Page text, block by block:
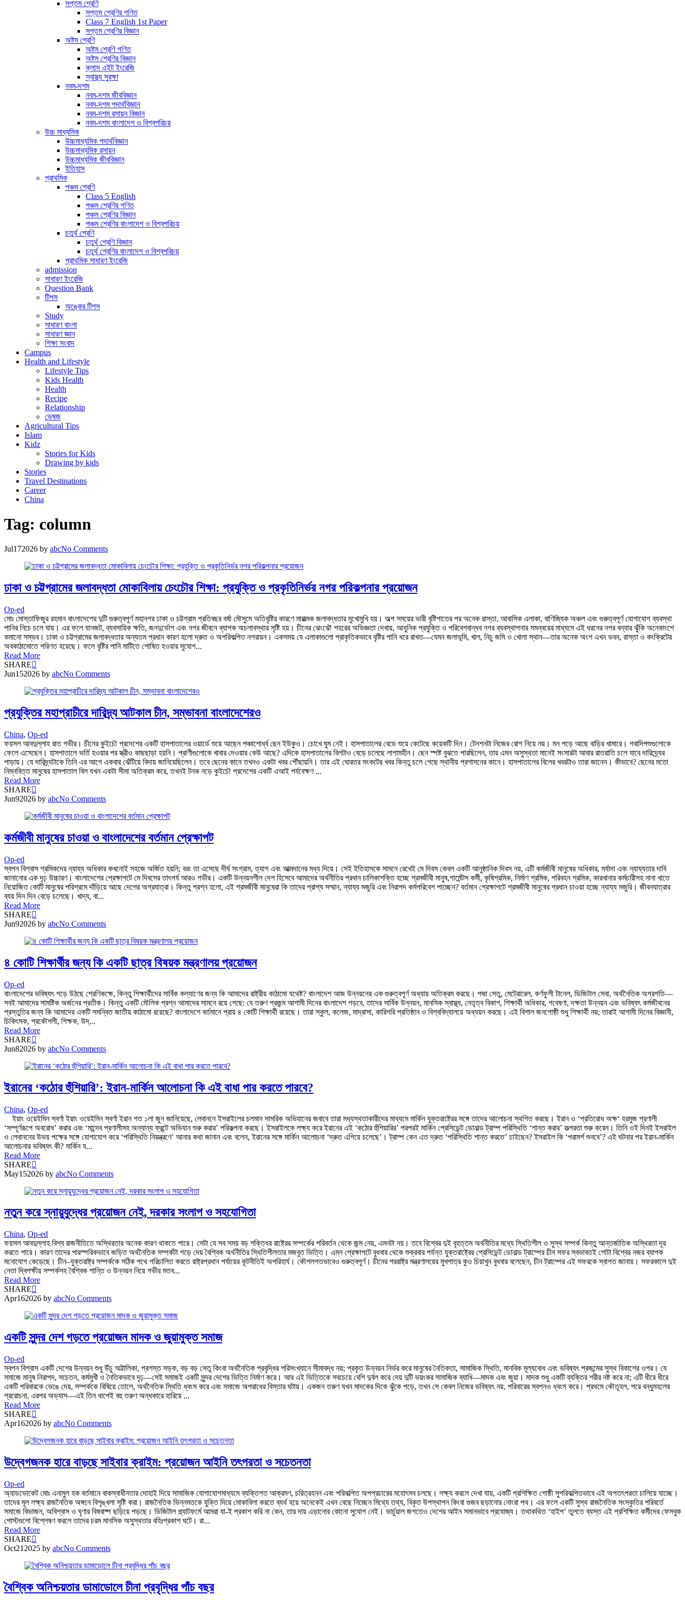
সপ্তম শ্রেণি
সপ্তম শ্রেণির গণিত
Class 7 English 1st Paper
সপ্তম শ্রেণির বিজ্ঞান
অষ্টম শ্রেণি
অষ্টম শ্রেণি গণিত
অষ্টম শ্রেণির বিজ্ঞান
ক্লাস এইট ইংরেজি
স্বাস্থ্য সুরক্ষা
নবম-দশম
নবম-দশম জীববিজ্ঞান
নবম-দশম পদার্থবিজ্ঞান
নবম-দশম রসায়ন বিজ্ঞান
নবম-দশম বাংলাদেশ ও বিশ্বপরিচয়
উচ্চ মাধ্যমিক
উচ্চমাধ্যমিক পদার্থবিজ্ঞান
উচ্চমাধ্যমিক রসায়ন
উচ্চমাধ্যমিক জীববিজ্ঞান
ইতিহাস
প্রাথমিক
পঞ্চম শ্রেণি
Class 5 English
পঞ্চম শ্রেণির গণিত
পঞ্চম শ্রেণির বিজ্ঞান
পঞ্চম শ্রেণির বাংলাদেশ ও বিশ্বপরিচয়
চতুর্থ শ্রেণি
চতুর্থ শ্রেণি বিজ্ঞান
চতুর্থ শ্রেণির বাংলাদেশ ও বিশ্বপরিচয়
প্রাথমিক সাধারণ ইংরেজি
admission
সাধারণ ইংরেজি
Question Bank
টিপস
অঙ্কের টিপস
Study
সাধারণ বাংলা
সাধারণ জ্ঞান
শিক্ষা সংবাদ
Campus
Health and Lifestyle
Lifestyle Tips
Kids Health
Health
Recipe
Relationship
ভেষজ
Agricultural Tips
Islam
Kidz
Stories for Kids
Drawing by kids
Stories
Travel Destinations
Career
China
Tag: column
Jul172026 by abcNo Comments
ঢাকা ও চট্টগ্রামের জলাবদ্ধতা মোকাবিলায় চেংচৌর শিক্ষা: প্রযুক্তি ও প্রকৃতিনির্ভর নগর পরিকল্পনার প্রয়োজন
Op-ed
মোঃ মোস্তাফিজুর রহমান বাংলাদেশের দুটি গুরুত্বপূর্ণ মহানগর ঢাকা ও চট্টগ্রাম প্রতিবছর বর্ষা মৌসুমে অতিবৃষ্টির কারণে মারাত্মক জলাবদ্ধতার মুখোমুখি হয়। অল্প সময়ের ভারী বৃষ্টিপাতের পর অনেক রাস্তা, আবাসিক এলাকা, বাণিজ্যিক অঞ্চল এবং গুরুত্বপূর্ণ যোগাযোগ ব্যবস্থা
পানির নিচে চলে যায়। এর ফলে যানজট, ব্যবসায়িক ক্ষতি, জনদুর্ভোগ এবং নগর জীবনে ব্যাপক অচলাবস্থার সৃষ্টি হয়। চীনের ঝেংঝৌ শহরের অভিজ্ঞতা দেখায়, আধুনিক প্রযুক্তি ও পরিবেশবান্ধব নগর ব্যবস্থাপনার সমন্বয়ের মাধ্যমে এই ধরনের নগর বন্যার ঝুঁকি অনেকাংশে
কমানো সম্ভব। ঢাকা ও চট্টগ্রামের জলাবদ্ধতার অন্যতম প্রধান কারণ হলো দ্রুত ও অপরিকল্পিত নগরায়ন। একসময় যে এলাকাগুলো প্রাকৃতিকভাবে বৃষ্টির পানি ধরে রাখত—যেমন জলাভূমি, খাল, নিচু জমি ও খোলা স্থান—তার অনেক অংশ এখন ভবন, রাস্তা ও কংক্রিটের
অবকাঠামোতে পরিণত হয়েছে। ফলে বৃষ্টির পানি মাটিতে শোষিত হওয়ার সুযোগ...
Read More
SHARE
Jun152026 by abcNo Comments
প্রযুক্তির মহাপ্রাচীরে দারিদ্র্য আটকাল চীন, সম্ভাবনা বাংলাদেশেরও
China, Op-ed
ফয়সল আবদুল্লাহ রাত গভীর। চীনের কুইচৌ প্রদেশের একটি হাসপাতালের ওয়ার্ডে শুয়ে আছেন পঞ্চাশোর্ধ্ব ছেন ইউকুও। চোখে ঘুম নেই। হাসপাতালের বেডে শুয়ে কেটেছে কয়েকটি দিন। টেনশনটা নিজের রোগ নিয়ে নয়। মন পড়ে আছে বাড়ির খামারে। গবাদিপশুগুলোকে
ফেলে এসেছেন। হাসপাতালে ভর্তি হওয়ার পর স্ত্রীও কাছছাড়া হয়নি। প্রাণীগুলোকে খাবার দেওয়ার কেউ আছে? এদিকে হাসপাতালের বিলটাও বেড়ে চলেছে লাগামহীন। ছেন স্পষ্ট বুঝতে পারছিলেন, তার এমন অসুস্থতা মানেই সংসারটা আবার রাতরাতি চলে যাবে দারিদ্র্যের
পাড়ায়। যে দারিদ্র্যটাকে তিনি এর আগে একবার ঝেঁটিয়ে বিদায় জানিয়েছিলেন। তবে ছেনের কানে তখনও একটা খবর পৌঁছায়নি। তার এই ঘোরতর সংকটের খবর কিন্তু চলে গেছে স্থানীয় প্রশাসনের কানে। হাসপাতালের বিলের খবরটাও তারা জানেন। কীভাবে? ছেনের মতো
নিম্নবিত্ত মানুষের হাসপাতাল বিল যখন একটা সীমা অতিক্রম করে, তখনই টনক নড়ে কুইচৌ প্রদেশের একটি এআই পর্যবেক্ষণ ...
Read More
SHARE
Jun92026 by abcNo Comments
কর্মজীবী মানুষের চাওয়া ও বাংলাদেশের বর্তমান প্রেক্ষাপট
Op-ed
স্বপন বিশ্বাস শ্রমিকদের ন্যায্য অধিকার কখনোই সহজে অর্জিত হয়নি; বরং তা এসেছে দীর্ঘ সংগ্রাম, ত্যাগ এবং আত্মদানের মধ্য দিয়ে। সেই ইতিহাসকে সামনে রেখেই মে দিবস কেবল একটি আনুষ্ঠানিক দিবস নয়, এটি কর্মজীবী মানুষের অধিকার, মর্যাদা এবং ন্যায্যতার দাবি
জানানোর এক দৃঢ় উচ্চারণ। বাংলাদেশের প্রেক্ষাপটে মে দিবসের তাৎপর্য আরও গভীর। একটি উন্নয়নশীল দেশ হিসেবে আমাদের অর্থনীতির প্রধান চালিকাশক্তি হচ্ছে শ্রমজীবী মানুষ,গার্মেন্টস কর্মী, কৃষিশ্রমিক, নির্মাণ শ্রমিক, পরিবহন শ্রমিক, কারখানার কর্মচারীসহ নানা খাতে
নিয়োজিত কোটি মানুষের পরিশ্রমে দাঁড়িয়ে আছে দেশের অগ্রযাত্রা। কিন্তু প্রশ্ন হলো, এই শ্রমজীবী মানুষেরা কি তাদের প্রাপ্য সম্মান, ন্যায্য মজুরি এবং নিরাপদ কর্মপরিবেশ পাচ্ছেন? বর্তমান প্রেক্ষাপটে শ্রমজীবী মানুষের প্রধান চাওয়া হচ্ছে ন্যায্য মজুরি। জীবনযাত্রার
ব্যয় দিন দিন বেড়ে চলেছে। খাদ্য, বা...
Read More
SHARE
Jun92026 by abcNo Comments
৪ কোটি শিক্ষার্থীর জন্য কি একটি ছাত্র বিষয়ক মন্ত্রণালয় প্রয়োজন
Op-ed
বাংলাদেশের ভবিষ্যৎ গড়ে উঠছে শ্রেণিকক্ষে, কিন্তু শিক্ষার্থীদের সার্বিক কল্যাণের জন্য কি আমাদের রাষ্ট্রীয় কাঠামো যথেষ্ট? বাংলাদেশ আজ উন্নয়নের এক গুরুত্বপূর্ণ অধ্যায় অতিক্রম করছে। পদ্মা সেতু, মেট্রোরেল, কর্ণফুলী টানেল, ডিজিটাল সেবা, অর্থনৈতিক অগ্রগতি—
সবই আমাদের সামষ্টিক অর্জনের প্রতীক। কিন্তু একটি মৌলিক প্রশ্ন আমাদের সামনে রয়ে গেছে: যে তরুণ প্রজন্ম আগামী দিনের বাংলাদেশ গড়বে, তাদের সার্বিক উন্নয়ন, মানসিক স্বাস্থ্য, নেতৃত্ব বিকাশ, শিক্ষার্থী অধিকার, গবেষণা, দক্ষতা উন্নয়ন এবং ভবিষ্যৎ কর্মজীবনের
প্রস্তুতির জন্য কি আমাদের একটি সমন্বিত জাতীয় কাঠামো রয়েছে? বাংলাদেশে বর্তমানে প্রায় ৪ কোটি শিক্ষার্থী রয়েছে। তারা স্কুল, কলেজ, মাদ্রাসা, কারিগরি প্রতিষ্ঠান ও বিশ্ববিদ্যালয়ে অধ্যয়ন করছে। এই বিশাল জনগোষ্ঠী শুধু শিক্ষার্থী নয়; তারাই আগামী দিনের বিজ্ঞানী,
চিকিৎসক, প্রকৌশলী, শিক্ষক, উদ্...
Read More
SHARE
Jun82026 by abcNo Comments
ইরানের ‘কঠোর হুঁশিয়ারি’: ইরান-মার্কিন আলোচনা কি এই বাধা পার করতে পারবে?
China, Op-ed
ইয়াং ওয়েইমিন স্বর্ণা ইয়াং ওয়েইমিন স্বর্ণা ইরান গত ১লা জুন জানিয়েছে, লেবাননে ইসরাইলের চলমান সামরিক অভিযানের জবাবে তারা মধ্যস্থতাকারীদের মাধ্যমে মার্কিন যুক্তরাষ্ট্রের সঙ্গে তাদের আলোচনা স্থগিত করছে। ইরান ও ‘প্রতিরোধ অক্ষ‘ হরমুজ প্রণালী
‘সম্পূর্ণরূপে অবরোধ’ করার এবং ‘মান্দেব প্রণালীসহ অন্যান্য ফ্রন্টে অভিযান শুরু করার’ পরিকল্পনা করছে। ইসরাইলকে লক্ষ্য করে ইরানের এই ‘কঠোর হুঁশিয়ারির’ পরপরই মার্কিন প্রেসিডেন্ট ডোনাল্ড ট্রাম্প পরিস্থিতি ‘শান্ত করার’ তত্পরতা শুরু করেন। তিনি ওই দিনই ইসরাইল
ও লেবাননের উভয় পক্ষের সঙ্গে যোগাযোগ করে ‘পরিস্থিতি নিয়ন্ত্রণে’ আনার কথা জানান এবং বলেন, ইরানের সঙ্গে মার্কিন আলোচনা ‘দ্রুত এগিয়ে চলেছে’। ট্রাম্প কেন এত দ্রুত ‘পরিস্থিতি শান্ত করতে’ চাইছেন? ইসরাইল কি ‘পরামর্শ শুনবে’? এই ঘটনার পর ইরান-মার্কিন
আলোচনার ভবিষ্যৎ কী? মার্কিন য...
Read More
SHARE
May152026 by abcNo Comments
নতুন করে স্নায়ুযুদ্ধের প্রয়োজন নেই, দরকার সংলাপ ও সহযোগিতা
China, Op-ed
ফয়সল আবদুল্লাহ বিশ্ব রাজনীতিতে অস্থিরতার অনেক কারণ থাকতে পারে। সেটা যে সব সময় বড় শক্তিধর রাষ্ট্রের সম্পর্কের পরিবর্তন থেকে জন্ম নেয়, এমনটা নয়। তবে বিশ্বের দুই বৃহত্তম অর্থনীতির মধ্যে স্থিতিশীল ও সুস্থ সম্পর্ক কিন্তু আন্তর্জাতিক অস্থিরতা দূর
করতে পারে। কারণ তাদের পারস্পরিকভাবে জড়িত অর্থনৈতিক সম্পর্কটা গড়ে দেয় বৈশ্বিক অর্থনীতির স্থিতিশীলতার মজবুত ভিত্তি। এমন প্রেক্ষাপটে বুধবার থেকে শুক্রবার পর্যন্ত যুক্তরাষ্ট্রের প্রেসিডেন্ট ডোনাল্ড ট্রাম্পের চীন সফর স্বভাবতই গোটা বিশ্বের নজর ব্যাপক
মনোযোগ কেড়েছে। চীন–যুক্তরাষ্ট্র সম্পর্ককে সঠিক পথে পরিচালিত করতে রাষ্ট্রপ্রধান পর্যায়ের কূটনীতিই অপরিহার্য। কৌশলগতভাবেও গুরুত্বপূর্ণ। চীনের পররাষ্ট্র মন্ত্রণালয়ের মুখপাত্র কুও চিয়াখুন বুধবার বলেছেন, চীন ট্রাম্পের এই সফরকে স্বাগত জানায়। সফরকালে দুই
নেতা দ্বিপক্ষীয় সম্পর্কসহ বৈশ্বিক শান্তি ও উন্নয়ন নিয়ে গভীর মতব...
Read More
SHARE
Apr162026 by abcNo Comments
একটি সুন্দর দেশ গড়তে প্রয়োজন মাদক ও জুয়ামুক্ত সমাজ
Op-ed
স্বপন বিশ্বাস একটি দেশের উন্নয়ন শুধু উঁচু অট্টালিকা, প্রশস্ত সড়ক, বড় বড় সেতু কিংবা অর্থনৈতিক প্রবৃদ্ধির পরিসংখ্যানে সীমাবদ্ধ নয়; প্রকৃত উন্নয়ন নির্ভর করে মানুষের নৈতিকতা, সামাজিক স্থিতি, মানবিক মূল্যবোধ এবং ভবিষ্যৎ প্রজন্মের সুস্থ বিকাশের ওপর। যে
সমাজে মানুষ নিরাপদ, সচেতন, কর্মমুখী ও নৈতিকভাবে দৃঢ়—সেই সমাজই একটি সুন্দর দেশের ভিত্তি নির্মাণ করে। আর এই ভিত্তিকে সবচেয়ে বেশি দুর্বল করে দেয় দুটি ভয়ংকর সামাজিক ব্যাধি—মাদক এবং জুয়া। মাদক শুধু একটি ব্যক্তির শরীর নষ্ট করে না; এটি ধীরে ধীরে
একটি পরিবারকে ভেঙে দেয়, সম্পর্ককে বিষিয়ে তোলে, অর্থনৈতিক স্থিতি ধ্বংস করে এবং সমাজে অপরাধের বিস্তার ঘটায়। একজন তরুণ যখন মাদকের দিকে ঝুঁকে পড়ে, তখন সে কেবল নিজের ভবিষ্যৎ নয়, পরিবারের স্বপ্নও ধ্বংস করে। প্রথমে কৌতূহল, পরে বন্ধুমহলের
প্ররোচনা, এরপর অভ্যাস—এই তিন ধাপেই বহু তরুণ অন্ধকারে হারিয়ে ...
Read More
SHARE
Apr162026 by abcNo Comments
উদ্বেগজনক হারে বাড়ছে সাইবার ক্রাইম: প্রয়োজন আইনি তৎপরতা ও সচেতনতা
Op-ed
অ্যাডভোকেট মোঃ এনামুল হক বর্তমানে বাকস্বাধীনতার দোহাই দিয়ে সামাজিক যোগাযোগমাধ্যমে ব্যক্তিগত আক্রমণ, চরিত্রহনন এবং পরিকল্পিত অপপ্রচারের মহোৎসব চলছে। লক্ষ্য করলে দেখা যায়, একটি প্রশিক্ষিত গোষ্ঠী সুপরিকল্পিতভাবে এই অপতৎপরতা চালিয়ে যাচ্ছে।
তাদের মূল লক্ষ্য রাজনৈতিক অঙ্গনে বিশৃঙ্খলা সৃষ্টি করা। রাজনৈতিক ভিন্নমতকে যুক্তি দিয়ে মোকাবিলা করতে ব্যর্থ হয়ে অনেকেই এখন বেছে নিচ্ছেন মিথ্যে তথ্য, বিকৃত উপস্থাপন কিংবা গুজব ছড়ানোর নোংরা পথ। এর ফলে একটি সুস্থ রাজনৈতিক সংস্কৃতির পরিবর্তে
সমাজে বিভাজন, অবিশ্বাস ও ঘৃণার বিষবাষ্প ছড়িয়ে পড়ছে। ডিজিটাল প্ল্যাটফর্মে আমরা যা-ই প্রকাশ করি না কেন, তার দায় এড়ানোর কোনো সুযোগ নেই। ভার্চুয়াল জগতেও দেশের আইন সমানভাবে প্রযোজ্য। তথাকথিত ‘হাইপ’ তুলতে ব্যস্ত এই প্রশিক্ষিত কর্মীদের ফেসবুক
পোস্টগুলো বিশ্লেষণ করলে তাদের চরম মানসিক অসুস্থতার বহিঃপ্রকাশ ঘটে। রা...
Read More
SHARE
Oct21 2025 by abcNo Comments
বৈশ্বিক অনিশ্চয়তার ডামাডোলে চীনা প্রবৃদ্ধির পাঁচ বছর